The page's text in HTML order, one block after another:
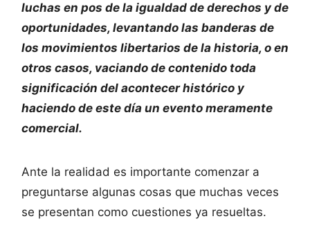
luchas en pos de la igualdad de derechos y de
oportunidades, levantando las banderas de
los movimientos libertarios de la historia, o en
otros casos, vaciando de contenido toda
significación del acontecer histórico y
haciendo de este día un evento meramente
comercial.
Ante la realidad es importante comenzar a
preguntarse algunas cosas que muchas veces
se presentan como cuestiones ya resueltas.